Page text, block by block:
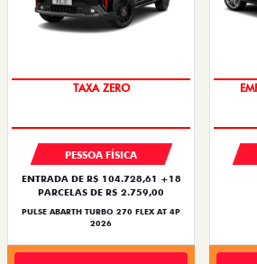
SAIA DE FIAT 0KM
PESSOA FÍSICA
ENTRADA DE R$ 104.728,61 +18
PARCELAS DE R$ 2.759,00
PULSE ABARTH TURBO 270 FLEX AT 4P
2026